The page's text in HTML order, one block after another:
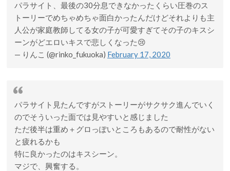
パラサイト、最後の30分息できなかったくらい圧巻のス
トーリーでめちゃめちゃ面白かったんだけどそれよりも主
人公が家庭教師してる女の子が可愛すぎてその子のキスシ
ーンがどエロいキスで悲しくなった😢
— りんこ (@rinko_fukuoka) February 17, 2020
パラサイト見たんですがストーリーがサクサク進んでいく
のでそういった面では見やすいと感じました
ただ後半は重め＋グロっぽいところもあるので耐性がない
と疲れるかも
特に良かったのはキスシーン。
マジで、興奮する。